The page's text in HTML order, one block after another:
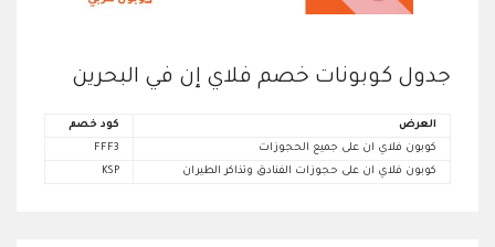
جدول كوبونات خصم فلاي إن في البحرين
العرض
كود خصم
كوبون فلاي ان على جميع الحجوزات
FFF3
كوبون فلاي ان على حجوزات الفنادق وتذاكر الطيران
KSP